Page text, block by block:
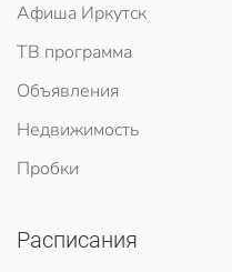
Афиша Иркутск
ТВ программа
Объявления
Недвижимость
Пробки
Расписания